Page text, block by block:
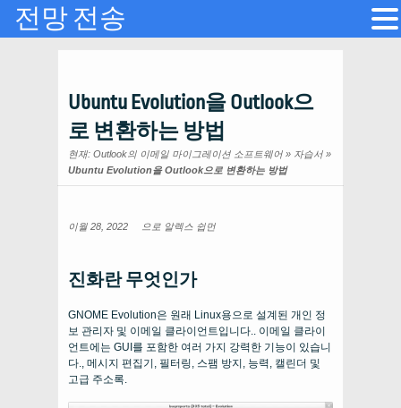
Ubuntu Evolution을 Outlook으
로 변환하는 방법
현재: Outlook의 이메일 마이그레이션 소프트웨어 » 자습서 »
Ubuntu Evolution을 Outlook으로 변환하는 방법
이월 28, 2022 으로 알렉스 쉽먼
진화란 무엇인가
GNOME Evolution은 원래 Linux용으로 설계된 개인 정
보 관리자 및 이메일 클라이언트입니다.. 이메일 클라이
언트에는 GUI를 포함한 여러 가지 강력한 기능이 있습니
다., 메시지 편집기, 필터링, 스팸 방지, 능력, 캘린더 및
고급 주소록.
전망 전송